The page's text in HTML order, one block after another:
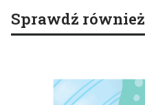
Sprawdź również